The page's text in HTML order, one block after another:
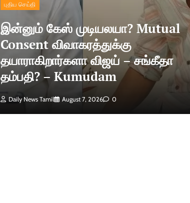
புதிய செய்தி
இன்னும் கேஸ் முடியலயா? Mutual
Consent விவாகரத்துக்கு
தயாராகிறார்களா விஜய் – சங்கீதா
தம்பதி? – Kumudam
Daily News Tamil August 7, 2026 0